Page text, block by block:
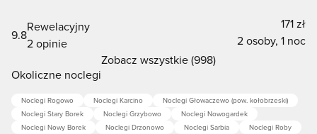
9.8
Rewelacyjny
2 opinie
171 zł
2 osoby, 1 noc
Zobacz wszystkie (998)
Okoliczne noclegi
Noclegi Rogowo Noclegi Karcino
Noclegi Głowaczewo (pow. kołobrzeski)
Noclegi Stary Borek
Noclegi Grzybowo
Noclegi Nowogardek
Noclegi Nowy Borek
Noclegi Drzonowo Noclegi Sarbia
Noclegi Roby